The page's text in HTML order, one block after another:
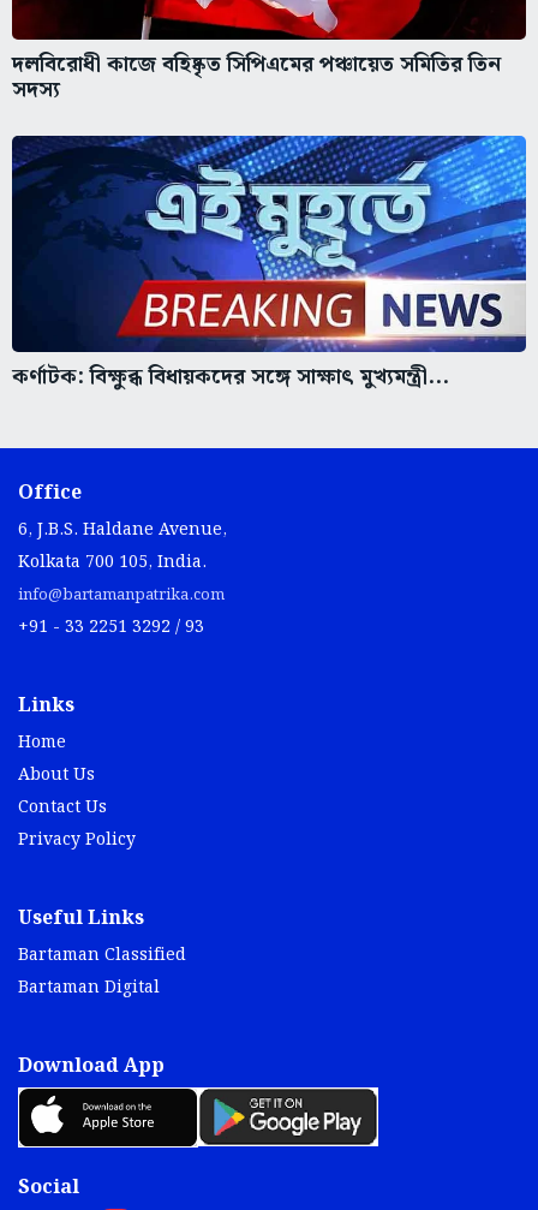
দলবিরোধী কাজে বহিষ্কৃত সিপিএমের পঞ্চায়েত সমিতির তিন
সদস্য
কর্ণাটক: বিক্ষুব্ধ বিধায়কদের সঙ্গে সাক্ষাৎ মুখ্যমন্ত্রী...
Office
6, J.B.S. Haldane Avenue,
Kolkata 700 105, India.
info@bartamanpatrika.com
+91 - 33 2251 3292 / 93
Links
Home
About Us
Contact Us
Privacy Policy
Useful Links
Bartaman Classified
Bartaman Digital
Download App
Social